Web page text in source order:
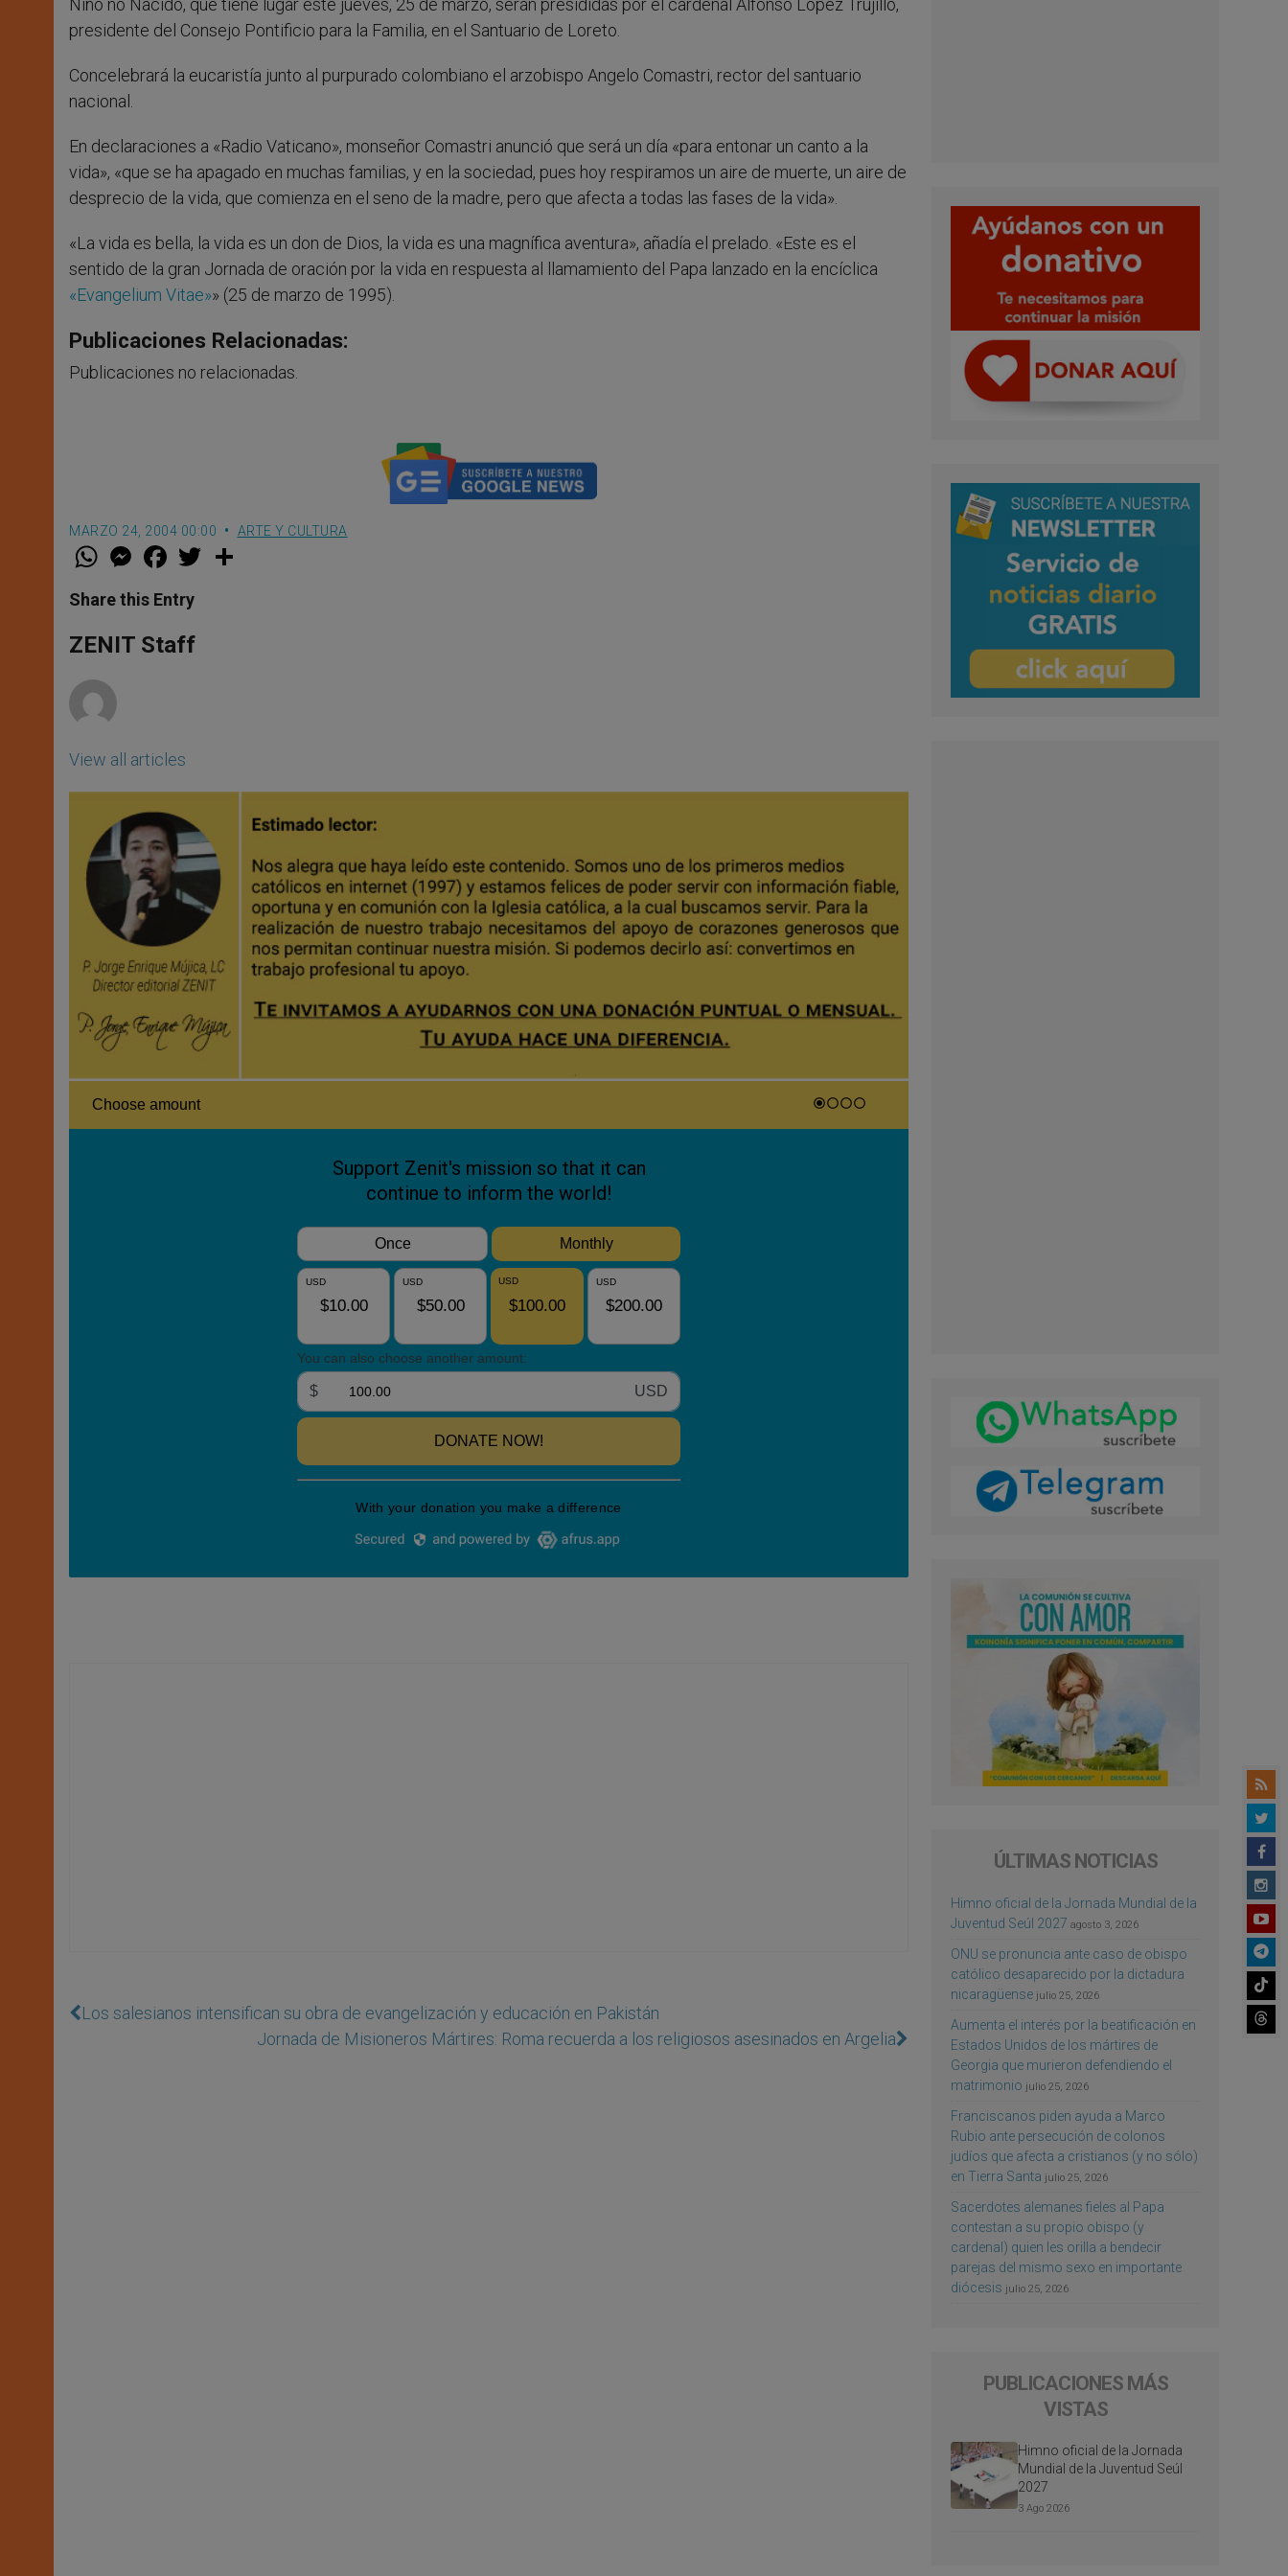
Niño no Nacido, que tiene lugar este jueves, 25 de marzo, serán presididas por el cardenal Alfonso López Trujillo,
presidente del Consejo Pontificio para la Familia, en el Santuario de Loreto.
Concelebrará la eucaristía junto al purpurado colombiano el arzobispo Angelo Comastri, rector del santuario
nacional.
En declaraciones a «Radio Vaticano», monseñor Comastri anunció que será un día «para entonar un canto a la
vida», «que se ha apagado en muchas familias, y en la sociedad, pues hoy respiramos un aire de muerte, un aire de
desprecio de la vida, que comienza en el seno de la madre, pero que afecta a todas las fases de la vida».
«La vida es bella, la vida es un don de Dios, la vida es una magnífica aventura», añadía el prelado. «Este es el
sentido de la gran Jornada de oración por la vida en respuesta al llamamiento del Papa lanzado en la encíclica
«Evangelium Vitae»» (25 de marzo de 1995).
Publicaciones Relacionadas:
Publicaciones no relacionadas.
MARZO 24, 2004 00:00 ARTE Y CULTURA
W
t
s
p
p
M
e
s
e
g
e
F
a
e
b
o
k
w
Share this Entry
ZENIT Staff
View all articles
Los salesianos intensifican su obra de evangelización y educación en Pakistán
Jornada de Misioneros Mártires: Roma recuerda a los religiosos asesinados en Argelia
ÚLTIMAS NOTICIAS
Himno oficial de la Jornada Mundial de la
Juventud Seúl 2027 agosto 3, 2026
ONU se pronuncia ante caso de obispo
católico desaparecido por la dictadura
nicaragüense julio 25, 2026
Aumenta el interés por la beatificación en
Estados Unidos de los mártires de
Georgia que murieron defendiendo el
matrimonio julio 25, 2026
Franciscanos piden ayuda a Marco
Rubio ante persecución de colonos
judíos que afecta a cristianos (y no sólo)
en Tierra Santa julio 25, 2026
Sacerdotes alemanes fieles al Papa
contestan a su propio obispo (y
cardenal) quien les orilla a bendecir
parejas del mismo sexo en importante
diócesis julio 25, 2026
PUBLICACIONES MÁS
VISTAS
Himno oficial de la Jornada
Mundial de la Juventud Seúl
2027
3 Ago 2026